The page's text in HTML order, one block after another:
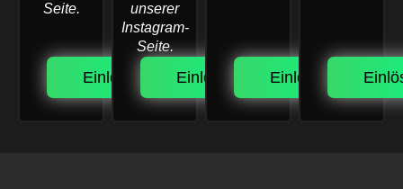
Seite.
Einlösen.
unserer
Instagram-
Seite.
Einlösen. Einlösen.